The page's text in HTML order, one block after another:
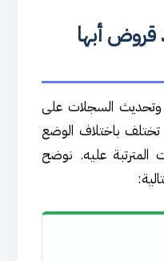
أبها
السجلات على
باختلاف الوضع
المترتبة عليه. نوضح